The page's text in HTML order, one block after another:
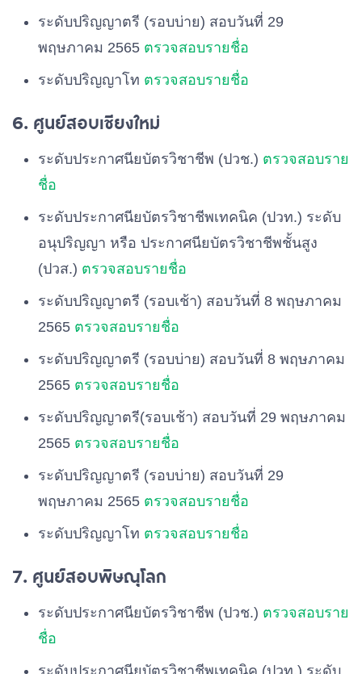
ระดับปริญญาตรี (รอบบ่าย) สอบวันที่ 29
พฤษภาคม 2565 ตรวจสอบรายชื่อ
ระดับปริญญาโท ตรวจสอบรายชื่อ
6. ศูนย์สอบเชียงใหม่
ระดับประกาศนียบัตรวิชาชีพ (ปวช.) ตรวจสอบราย
ชื่อ
ระดับประกาศนียบัตรวิชาชีพเทคนิค (ปวท.) ระดับ
อนุปริญญา หรือ ประกาศนียบัตรวิชาชีพชั้นสูง
(ปวส.) ตรวจสอบรายชื่อ
ระดับปริญญาตรี (รอบเช้า) สอบวันที่ 8 พฤษภาคม
2565 ตรวจสอบรายชื่อ
ระดับปริญญาตรี (รอบบ่าย) สอบวันที่ 8 พฤษภาคม
2565 ตรวจสอบรายชื่อ
ระดับปริญญาตรี(รอบเช้า) สอบวันที่ 29 พฤษภาคม
2565 ตรวจสอบรายชื่อ
ระดับปริญญาตรี (รอบบ่าย) สอบวันที่ 29
พฤษภาคม 2565 ตรวจสอบรายชื่อ
ระดับปริญญาโท ตรวจสอบรายชื่อ
7. ศูนย์สอบพิษณุโลก
ระดับประกาศนียบัตรวิชาชีพ (ปวช.) ตรวจสอบราย
ชื่อ
ระดับประกาศนียบัตรวิชาชีพเทคนิค (ปวท.) ระดับ